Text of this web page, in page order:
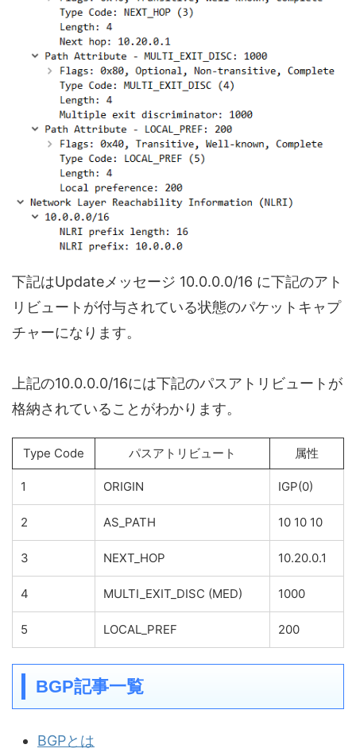
下記はUpdateメッセージ 10.0.0.0/16 に下記のアト
リビュートが付与されている状態のパケットキャプ
チャーになります。
上記の10.0.0.0/16には下記のパスアトリビュートが
格納されていることがわかります。
Type Code パスアトリビュート 属性
1 ORIGIN IGP(0)
2 AS_PATH 10 10 10
3 NEXT_HOP 10.20.0.1
4 MULTI_EXIT_DISC (MED) 1000
5 LOCAL_PREF 200
BGP記事一覧
BGPとは